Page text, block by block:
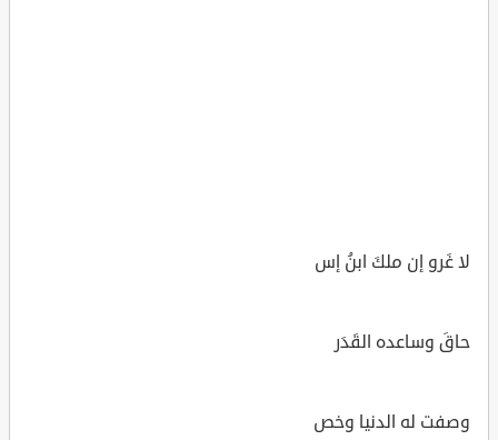
لا غَرو إن ملكَ ابنُ إس
حاقَ وساعده القَدَر
وصفت له الدنيا وخص